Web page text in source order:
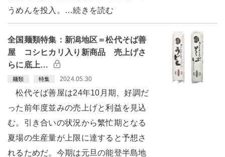
うめんを投入。…続きを読む
全国麺類特集：新潟地区＝松代そば善
屋 コシヒカリ入り新商品 売上げさ
らに底上…
麺類 特集 2024.05.30
松代そば善屋は24年10月期、好調だ
った前年度並みの売上げと利益を見込
む。引き合いの状況から繁忙期となる
夏場の生産量が上限に達すると予想さ
れるためだ。今期は元旦の能登半島地